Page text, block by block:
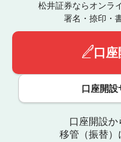
松井証券ならオンラ
署名・捺印・
口座
口座開設
口座開設か
移管（振替）